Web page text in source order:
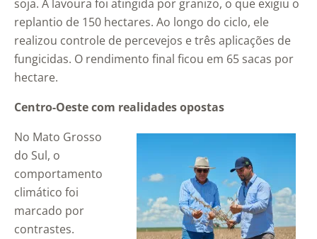
soja. A lavoura foi atingida por granizo, o que exigiu o
replantio de 150 hectares. Ao longo do ciclo, ele
realizou controle de percevejos e três aplicações de
fungicidas. O rendimento final ficou em 65 sacas por
hectare.
Centro-Oeste com realidades opostas
No Mato Grosso
do Sul, o
comportamento
climático foi
marcado por
contrastes.